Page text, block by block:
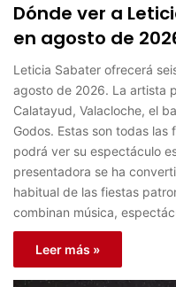
Dónde ver a
en agosto de
Leticia Sabater ofrecerá
agosto de 2026. La artista
Calatayud, Valacloche, el
Godos. Estas son todas
podrá ver su espectáculo
presentadora se ha
habitual de las fiestas
combinan música,
Leer más »